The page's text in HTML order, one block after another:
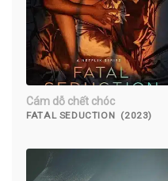
Cám dỗ chết chóc
FATAL SEDUCTION (2023)